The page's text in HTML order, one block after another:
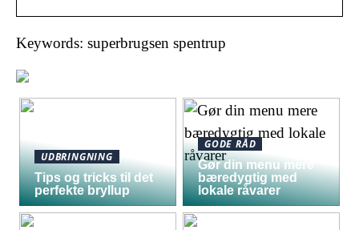
Keywords: superbrugsen spentrup
UDBRINGNING
Tips og tricks til det
perfekte bryllup
GODE RÅD
Gør din menu mere
bæredygtig med
lokale råvarer